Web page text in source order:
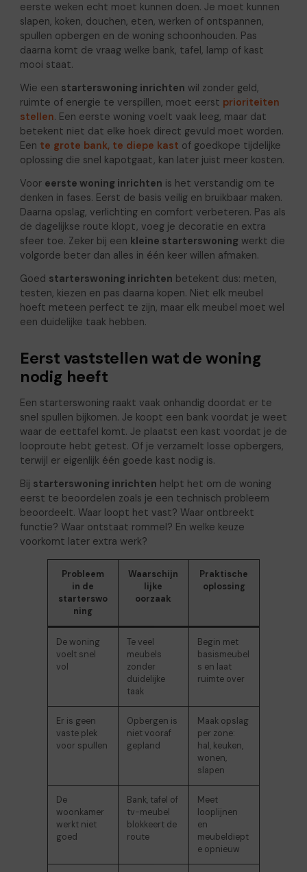
eerste weken echt moet kunnen doen. Je moet kunnen
slapen, koken, douchen, eten, werken of ontspannen,
spullen opbergen en de woning schoonhouden. Pas
daarna komt de vraag welke bank, tafel, lamp of kast
mooi staat.
Wie een starterswoning inrichten wil zonder geld,
ruimte of energie te verspillen, moet eerst prioriteiten
stellen. Een eerste woning voelt vaak leeg, maar dat
betekent niet dat elke hoek direct gevuld moet worden.
Een te grote bank, te diepe kast of goedkope tijdelijke
oplossing die snel kapotgaat, kan later juist meer kosten.
Voor eerste woning inrichten is het verstandig om te
denken in fases. Eerst de basis veilig en bruikbaar maken.
Daarna opslag, verlichting en comfort verbeteren. Pas als
de dagelijkse route klopt, voeg je decoratie en extra
sfeer toe. Zeker bij een kleine starterswoningwerkt die
volgorde beter dan alles in één keer willen afmaken.
Goed starterswoning inrichten betekent dus: meten,
testen, kiezen en pas daarna kopen. Niet elk meubel
hoeft meteen perfect te zijn, maar elk meubel moet wel
een duidelijke taak hebben.
Eerst vaststellen wat de woning
nodig heeft
Een starterswoning raakt vaak onhandig doordat er te
snel spullen bijkomen. Je koopt een bank voordat je weet
waar de eettafel komt. Je plaatst een kast voordat je de
looproute hebt getest. Of je verzamelt losse opbergers,
terwijl er eigenlijk één goede kast nodig is.
Bij starterswoning inrichten helpt het om de woning
eerst te beoordelen zoals je een technisch probleem
beoordeelt. Waar loopt het vast? Waar ontbreekt
functie? Waar ontstaat rommel? En welke keuze
voorkomt later extra werk?
Probleem
in de
starterswo
ning
Waarschijn
lijke
oorzaak
Praktische
oplossing
De woning
voelt snel
vol
Te veel
meubels
zonder
duidelijke
taak
Begin met
basismeubel
s en laat
ruimte over
Er is geen
vaste plek
voor spullen
Opbergen is
niet vooraf
gepland
Maak opslag
per zone:
hal, keuken,
wonen,
slapen
De
woonkamer
werkt niet
goed
Bank, tafel of
tv-meubel
blokkeert de
route
Meet
looplijnen
en
meubeldiept
e opnieuw